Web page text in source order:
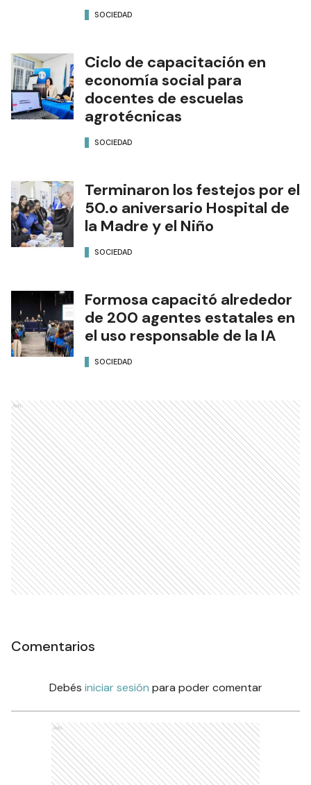
SOCIEDAD
Ciclo de capacitación en
economía social para
docentes de escuelas
agrotécnicas
SOCIEDAD
Terminaron los festejos por el
50.o aniversario Hospital de
la Madre y el Niño
SOCIEDAD
Formosa capacitó alrededor
de 200 agentes estatales en
el uso responsable de la IA
SOCIEDAD
Ads
Comentarios
Debés iniciar sesión para poder comentar
Ads